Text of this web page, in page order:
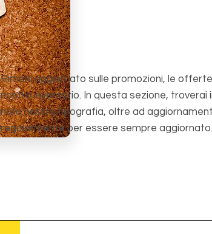
Rimani aggiornato sulle promozioni, le
nostro inventario. In questa sezione,
nella nostra tipografia, oltre ad
regolarmente per essere sempre aggiornato.